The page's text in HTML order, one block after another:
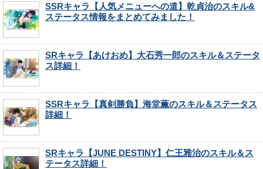
SSRキャラ【人気メニューへの道】乾貞治のスキル&
ステータス情報をまとめてみました！
SRキャラ【あけおめ】大石秀一郎のスキル＆ステータ
ス詳細！
SSRキャラ【真剣勝負】海堂薫のスキル＆ステータス
詳細！
SRキャラ【JUNE DESTINY】仁王雅治のスキル＆ス
テータス詳細！